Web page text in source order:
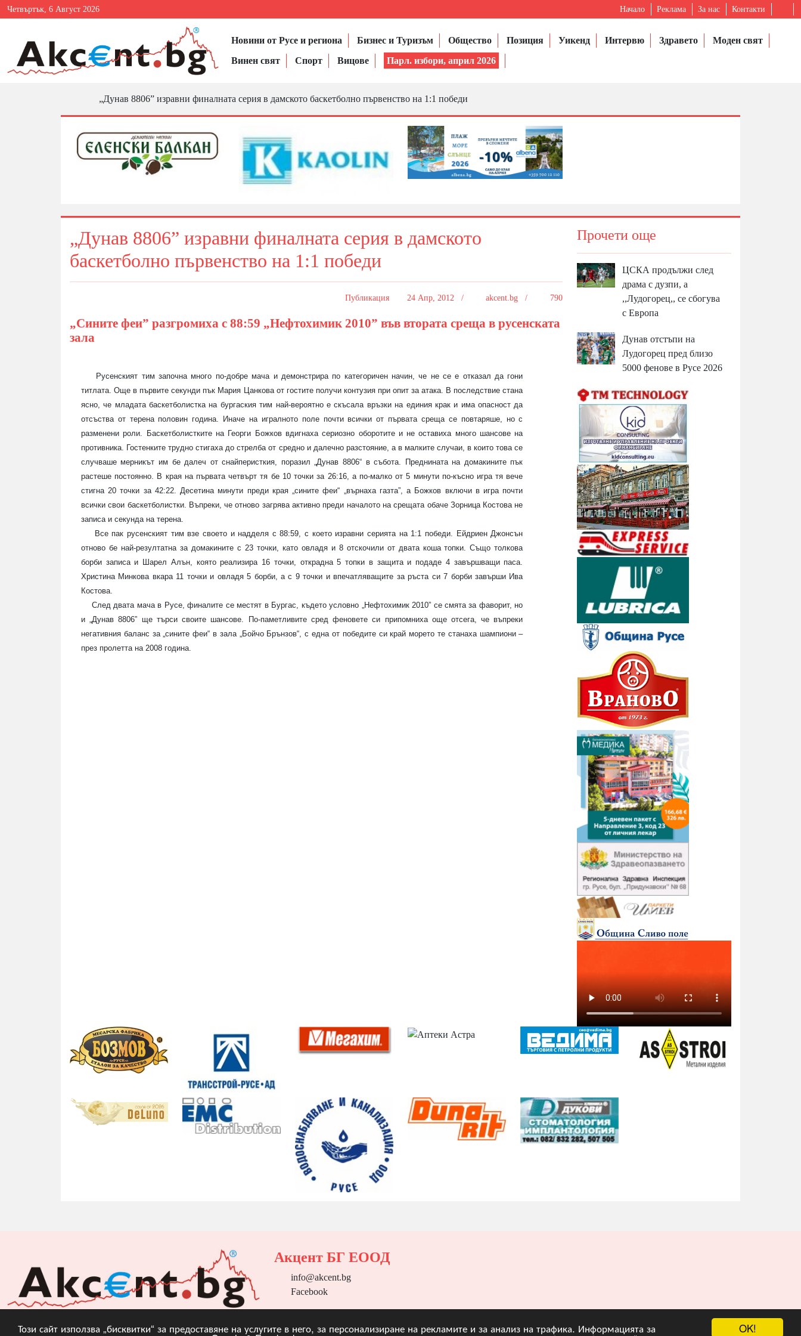
OK!
Този сайт използва „бисквитки“ за предоставяне на услугите в него, за персонализиране на рекламите и за анализ на трафика. Информацията за
Четвъртък, 6 Август 2026 Начало Реклама За нас Контакти
Новини от Русе и региона Бизнес и Туризъм Общество Позиция Уикенд Интервю Здравето
Моден свят
Винен свят
Спорт Вицове Парл. избори, април 2026
„Дунав 8806” изравни финалната серия в дамското баскетболно първенство на 1:1 победи
„Дунав 8806” изравни финалната серия в дамското
баскетболно първенство на 1:1 победи
Публикация 24 Апр, 2012 / akcent.bg / 790
„Сините феи” разгромиха с 88:59 „Нефтохимик 2010” във втората среща в русенската
зала
Русенският тим започна много по-добре мача и демонстрира по категоричен начин, че не се е отказал да гони
титлата. Още в първите секунди пък Мария Цанкова от гостите получи контузия при опит за атака. В последствие стана
ясно, че младата баскетболистка на бургаския тим най-вероятно е скъсала връзки на единия крак и има опасност да
отсъства от терена половин година. Иначе на игралното поле почти всички от първата среща се повтаряше, но с
разменени роли. Баскетболистките на Георги Божков вдигнаха сериозно оборотите и не оставиха много шансове на
противника. Гостенките трудно стигаха до стрелба от средно и далечно разстояние, а в малките случаи, в които това се
случваше мерникът им бе далеч от снайперисткия, поразил „Дунав 8806“ в събота. Преднината на домакините пък
растеше постоянно. В края на първата четвърт тя бе 10 точки за 26:16, а по-малко от 5 минути по-късно игра тя вече
стигна 20 точки за 42:22. Десетина минути преди края „сините феи“ „върнаха газта”, а Божков включи в игра почти
всички свои баскетболистки. Въпреки, че отново загрява активно преди началото на срещата обаче Зорница Костова не
записа и секунда на терена.
Все пак русенският тим взе своето и надделя с 88:59, с което изравни серията на 1:1 победи. Ейдриен Джонсън
отново бе най-резултатна за домакините с 23 точки, като овладя и 8 отскочили от двата коша топки. Също толкова
борби записа и Шарел Алън, която реализира 16 точки, открадна 5 топки в защита и подаде 4 завършващи паса.
Христина Минкова вкара 11 точки и овладя 5 борби, а с 9 точки и впечатляващите за ръста си 7 борби завърши Ива
Костова.
След двата мача в Русе, финалите се местят в Бургас, където условно „Нефтохимик 2010” се смята за фаворит, но
и „Дунав 8806” ще търси своите шансове. По-паметливите сред феновете си припомниха още отсега, че въпреки
негативния баланс за „сините феи“ в зала „Бойчо Брънзов“, с една от победите си край морето те станаха шампиони –
през пролетта на 2008 година.
Прочети още
ЦСКА продължи след
драма с дузпи, а
,,Лудогорец,, се сбогува
с Европа
Дунав отстъпи на
Лудогорец пред близо
5000 фенове в Русе 2026
Акцент БГ ЕООД
info@akcent.bg
Facebook